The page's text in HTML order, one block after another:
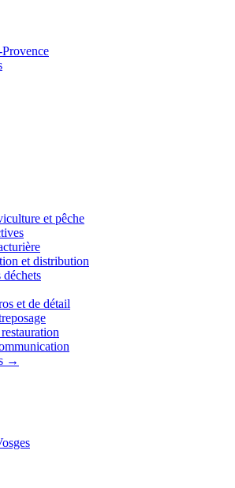
et pêche
et distribution
déchets
et de détail
→